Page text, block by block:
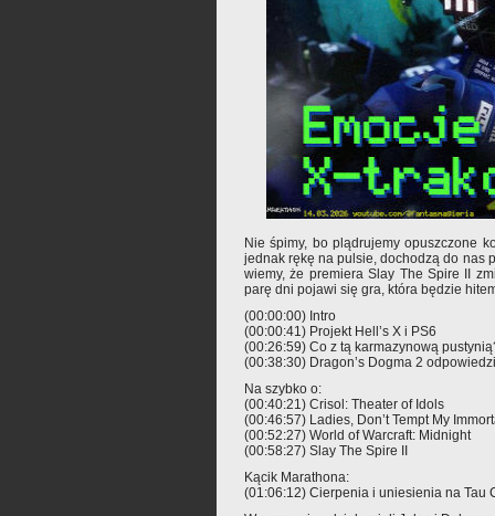
Nie śpimy, bo plądrujemy opuszczone
jednak rękę na pulsie, dochodzą do nas
wiemy, że premiera Slay The Spire II
parę dni pojawi się gra, która będzie
(00:00:00) Intro
(00:00:41) Projekt Hell’s X i PS6
(00:26:59) Co z tą karmazynową
(00:38:30) Dragon’s Dogma 2
Na szybko o:
(00:40:21) Crisol: Theater of Idols
(00:46:57) Ladies, Don’t Tempt My
(00:52:27) World of Warcraft: Midnight
(00:58:27) Slay The Spire II
Kącik Marathona:
(01:06:12) Cierpenia i uniesienia na Tau